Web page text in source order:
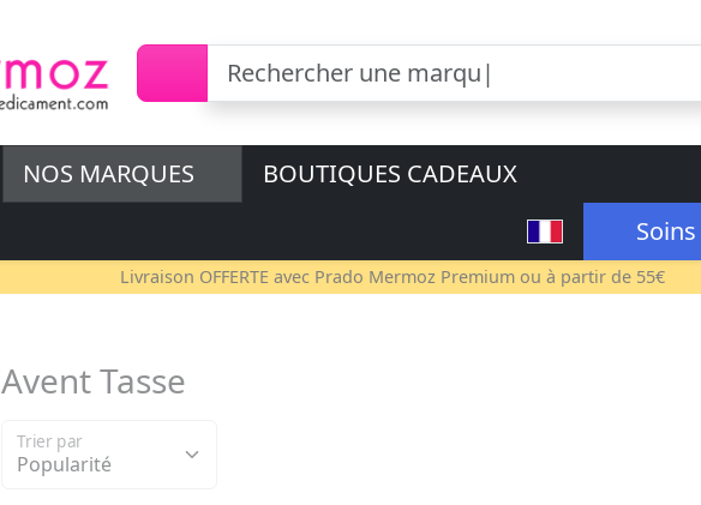
NOS MARQUES
BOUTIQUES CADEAUX
Livraison OFFERTE avec Prado Mermoz Premium ou à partir de 55€
Avent Tasse
Trier par